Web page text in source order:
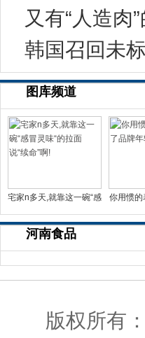
图库频道
宅家n多天,就靠这一碗“感
你用惯的
河南食品
版权所有